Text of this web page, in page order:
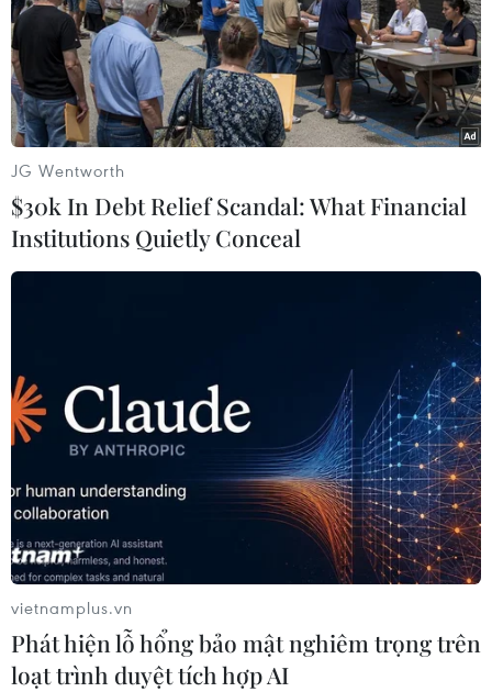
Việc hai nhà lãnh đạo sẽ cùng nhau ăn tối là một tín
hiệu cho thấy Mỹ coi trọng mối quan hệ song phương
này, và đây có thể sẽ là tiền đề để 2 tổng thống xây
dựng nền tảng cho mối quan hệ về sau.
JG Wentworth
$30k In Debt Relief Scandal: What Financial
Institutions Quietly Conceal
vietnamplus.vn
Phát hiện lỗ hổng bảo mật nghiêm trọng trên
loạt trình duyệt tích hợp AI